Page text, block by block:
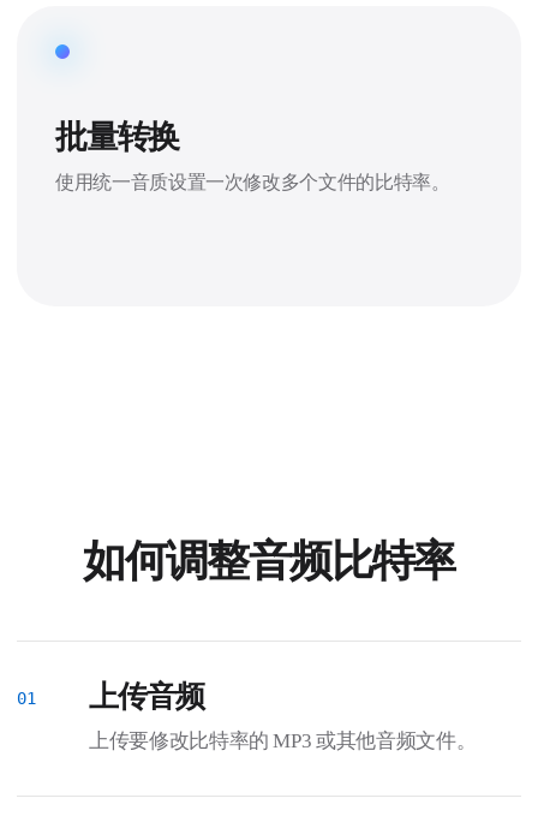
批量转换
使用统一音质设置一次修改多个文件的比特率。
如何调整音频比特率
上传音频
上传要修改比特率的 MP3 或其他音频文件。